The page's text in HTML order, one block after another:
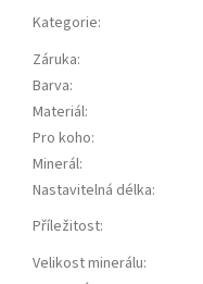
Kategorie:
Záruka:
Barva:
Materiál:
Pro koho:
Minerál:
Nastavitelná délka:
Příležitost:
Velikost minerálu: